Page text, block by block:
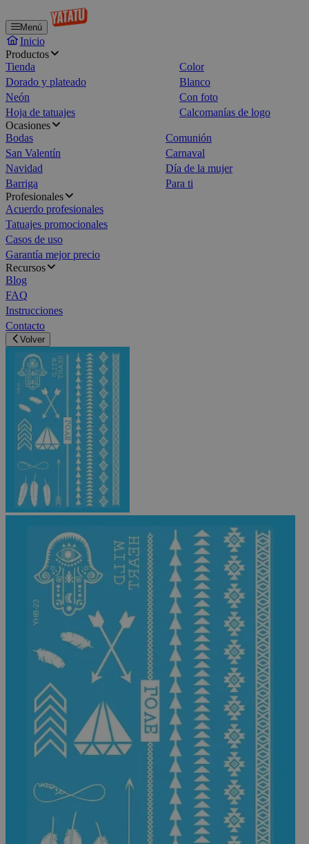
Menú
Inicio
Productos
Tienda
Color
Dorado y plateado
Blanco
Neón
Con foto
Hoja de tatuajes
Calcomanías de logo
Ocasiones
Bodas
Comunión
San Valentín
Carnaval
Navidad
Día de la mujer
Barriga
Para ti
Profesionales
Acuerdo profesionales
Tatuajes promocionales
Casos de uso
Garantía mejor precio
Recursos
Blog
FAQ
Instrucciones
Contacto
Volver